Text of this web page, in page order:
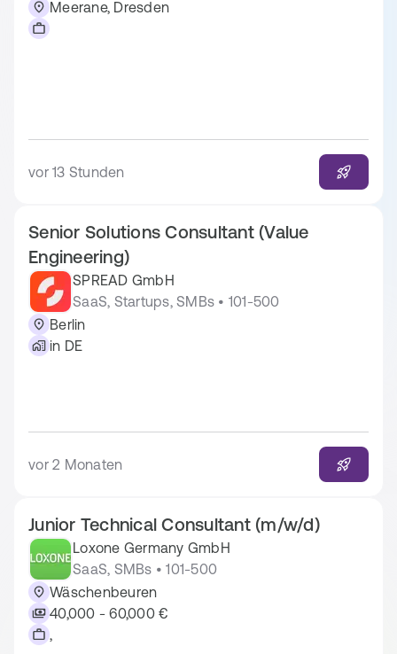
Meerane, Dresden
vor 13 Stunden
Senior Solutions Consultant (Value
Engineering)
SPREAD GmbH
SaaS, Startups, SMBs • 101-500
Berlin
in DE
vor 2 Monaten
Junior Technical Consultant (m/w/d)
Loxone Germany GmbH
SaaS, SMBs • 101-500
Wäschenbeuren
40,000 - 60,000 €
,